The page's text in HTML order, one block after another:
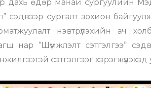
дахь өдөр манай сургуулийн
сэдвээр сургалт зохион
нэвтрүүлэхийн ач
нар “Шүүмжлэлт сэтгэлгээ”
сэтгэлгээг